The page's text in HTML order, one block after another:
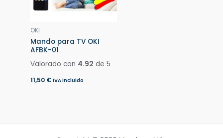
OKI
Mando para TV OKI
AFBK-01
Valorado con 4.92 de 5
11,50 € IVA incluido